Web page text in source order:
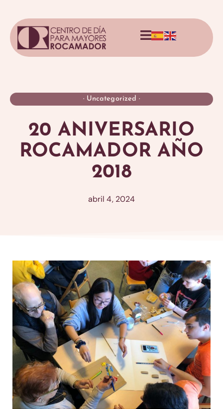
· Uncategorized ·
20 ANIVERSARIO
ROCAMADOR AÑO
2018
abril 4, 2024